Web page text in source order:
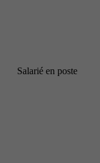
Salarié en poste